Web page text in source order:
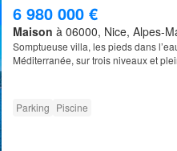
6 980 000 €
Maison à 06000, Nice, Alpes-
Somptueuse villa, les pieds dans
Méditerranée, sur trois niveaux et
Parking Piscine